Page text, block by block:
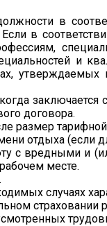
в
Если в
и
договора.
размер
отдыха (если
с вредными и
месте.
случаях
страховании